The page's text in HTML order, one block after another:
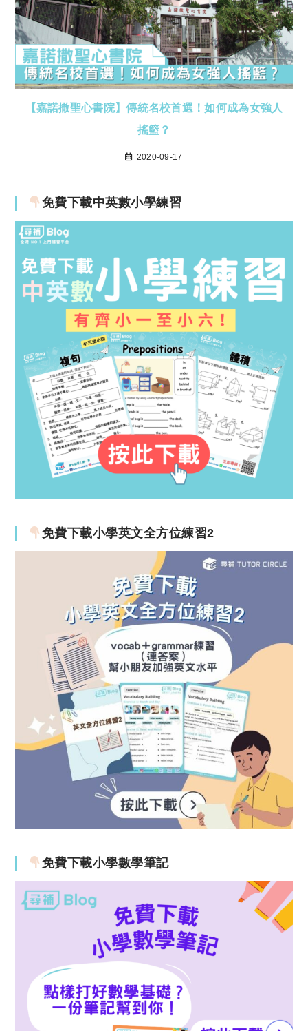
【嘉諾撒聖心書院】傳統名校首選！如何成為女強人
搖籃？
2020-09-17
免費下載中英數小學練習
免費下載小學英文全方位練習2
免費下載小學數學筆記